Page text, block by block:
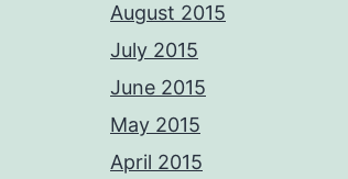
August 2015
July 2015
June 2015
May 2015
April 2015